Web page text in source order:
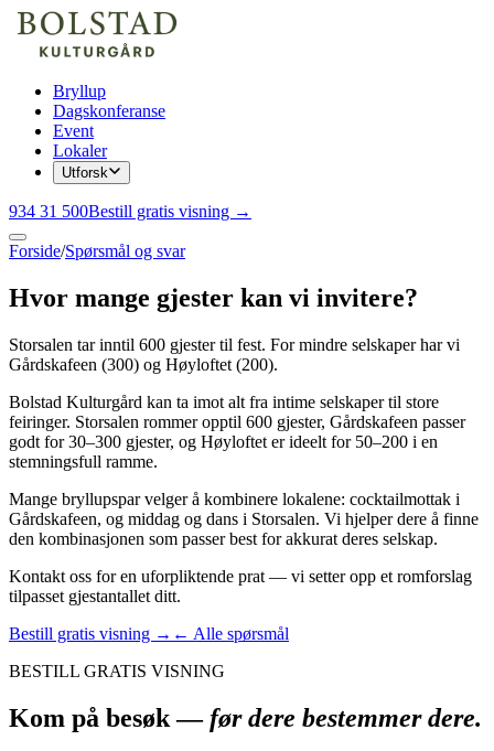
Bryllup
Dagskonferanse
Event
Lokaler
Utforsk
934 31 500Bestill gratis visning →
Forside/Spørsmål og svar
Hvor mange gjester kan vi invitere?
Storsalen tar inntil 600 gjester til fest. For mindre selskaper har vi
Gårdskafeen (300) og Høyloftet (200).
Bolstad Kulturgård kan ta imot alt fra intime selskaper til store
feiringer. Storsalen rommer opptil 600 gjester, Gårdskafeen passer
godt for 30–300 gjester, og Høyloftet er ideelt for 50–200 i en
stemningsfull ramme.
Mange bryllupspar velger å kombinere lokalene: cocktailmottak i
Gårdskafeen, og middag og dans i Storsalen. Vi hjelper dere å finne
den kombinasjonen som passer best for akkurat deres selskap.
Kontakt oss for en uforpliktende prat — vi setter opp et romforslag
tilpasset gjestantallet ditt.
Bestill gratis visning → ← Alle spørsmål
BESTILL GRATIS VISNING
Kom på besøk — før dere bestemmer dere.